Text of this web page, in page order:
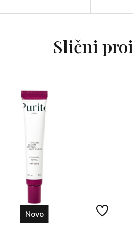
Slični
Novo